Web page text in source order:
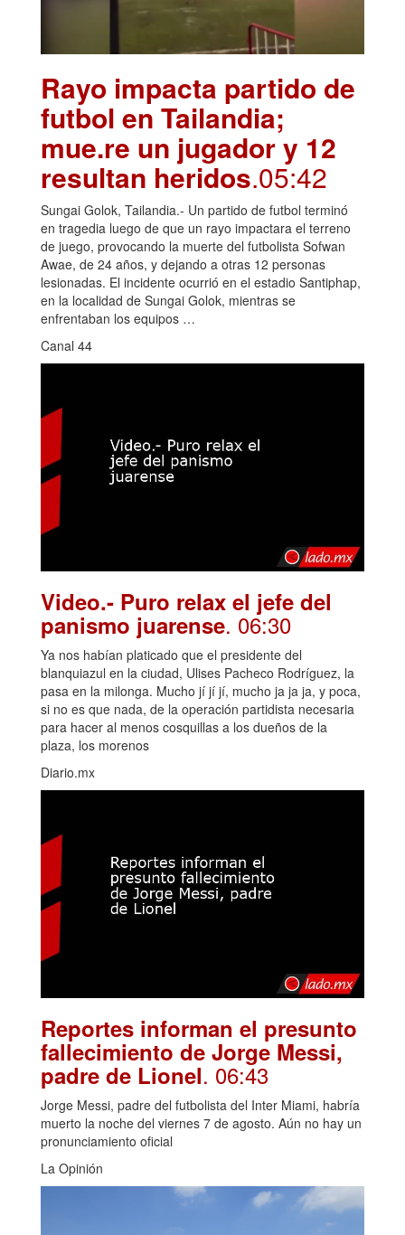
Rayo impacta partido de
futbol en Tailandia;
mue.re un jugador y 12
resultan heridos.05:42
Sungai Golok, Tailandia.- Un partido de futbol terminó
en tragedia luego de que un rayo impactara el terreno
de juego, provocando la muerte del futbolista Sofwan
Awae, de 24 años, y dejando a otras 12 personas
lesionadas. El incidente ocurrió en el estadio Santiphap,
en la localidad de Sungai Golok, mientras se
enfrentaban los equipos …
Canal 44
Video.- Puro relax el jefe del
panismo juarense. 06:30
Ya nos habían platicado que el presidente del
blanquiazul en la ciudad, Ulises Pacheco Rodríguez, la
pasa en la milonga. Mucho jí jí jí, mucho ja ja ja, y poca,
si no es que nada, de la operación partidista necesaria
para hacer al menos cosquillas a los dueños de la
plaza, los morenos
Diario.mx
Reportes informan el presunto
fallecimiento de Jorge Messi,
padre de Lionel. 06:43
Jorge Messi, padre del futbolista del Inter Miami, habría
muerto la noche del viernes 7 de agosto. Aún no hay un
pronunciamiento oficial
La Opinión